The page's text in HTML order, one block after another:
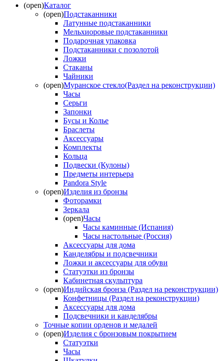
(open)Каталог
(open)Подстаканники
Латунные подстаканники
Мельхиоровые подстаканники
Подарочная упаковка
Подстаканники с позолотой
Ложки
Стаканы
Чайники
(open)Муранское стекло(Раздел на реконструкции)
Часы
Серьги
Запонки
Бусы и Колье
Браслеты
Аксессуары
Комплекты
Кольца
Подвески (Кулоны)
Предметы интерьера
Pandora Style
(open)Изделия из бронзы
Фоторамки
Зеркала
(open)Часы
Часы каминные (Испания)
Часы настольные (Россия)
Аксессуары для дома
Канделябры и подсвечники
Ложки и аксессуары для обуви
Статуэтки из бронзы
Кабинетная скульптура
(open)Индийская бронза (Раздел на реконструкции)
Конфетницы (Раздел на реконструкции)
Аксессуары для дома
Подсвечники и канделябры
Точные копии орденов и медалей
(open)Изделия с бронзовым покрытием
Статуэтки
Часы